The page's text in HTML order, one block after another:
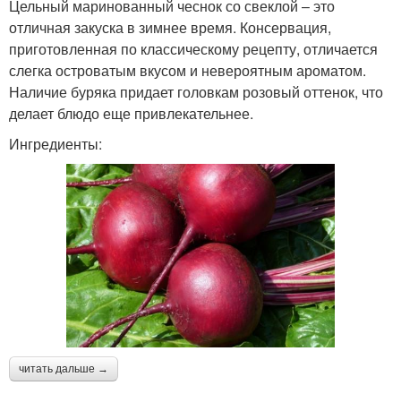
Цельный маринованный чеснок со свеклой – это
отличная закуска в зимнее время. Консервация,
приготовленная по классическому рецепту, отличается
слегка островатым вкусом и невероятным ароматом.
Наличие буряка придает головкам розовый оттенок, что
делает блюдо еще привлекательнее.
Ингредиенты:
читать дальше →